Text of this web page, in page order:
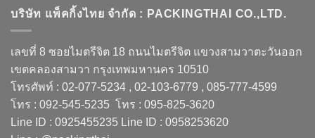
บริษัท แพ็คกิ้งไทย จำกัด : PACKINGTHAI CO.,LTD.
เลขที่ 8 ซอยไมตรีจิต 18 ถนนไมตรีจิต แขวงสามวาตะวันออก
เขตคลองสามวา กรุงเทพมหานคร 10510
โทรศัพท์ : 02-077-5234 , 02-103-6779 , 085-777-4599
โทร : 092-545-5235 โทร : 095-825-3620
Line ID : 0925455235 Line ID : 0958253620